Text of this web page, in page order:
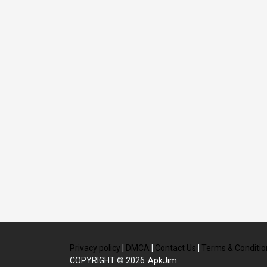
Privacy policy DMCA Contact Us Terms &
COPYRIGHT © 2026 ApkJim